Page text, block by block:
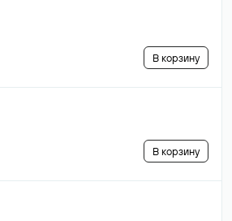
В корзину
В корзину